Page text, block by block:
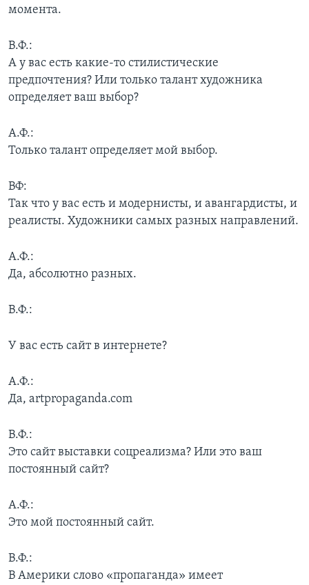
момента.
В.Ф.:
А у вас есть какие-то стилистические
предпочтения? Или только талант художника
определяет ваш выбор?
А.Ф.:
Только талант определяет мой выбор.
ВФ:
Так что у вас есть и модернисты, и авангардисты, и
реалисты. Художники самых разных направлений.
А.Ф.:
Да, абсолютно разных.
В.Ф.:
У вас есть сайт в интернете?
А.Ф.:
Да, artpropaganda.com
В.Ф.:
Это сайт выставки соцреализма? Или это ваш
постоянный сайт?
А.Ф.:
Это мой постоянный сайт.
В.Ф.:
В Америки слово «пропаганда» имеет